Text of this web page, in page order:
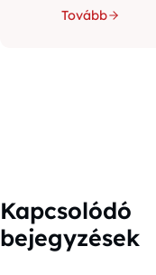
Tovább
Kapcsolódó
bejegyzések